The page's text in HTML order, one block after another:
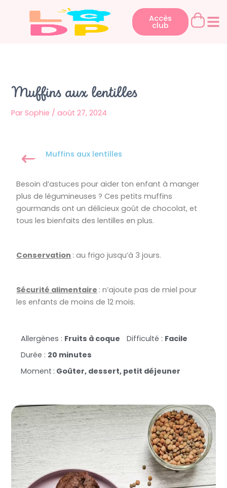
Accès
club
Muffins aux lentilles
ParSophie /août 27, 2024
Muffins aux lentilles
Besoin d’astuces pour aider ton enfant à manger
plus de légumineuses ? Ces petits muffins
gourmands ont un délicieux goût de chocolat, et
tous les bienfaits des lentilles en plus.
Conservation : au frigo jusqu’à 3 jours.
Sécurité alimentaire : n’ajoute pas de miel pour
les enfants de moins de 12 mois.
Allergènes : Fruits à coque Difficulté : Facile
Durée : 20 minutes
Moment : Goûter, dessert, petit déjeuner